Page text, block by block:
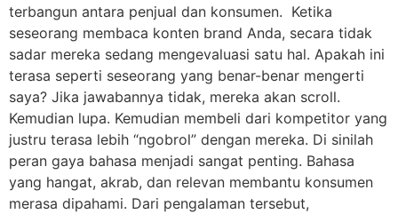
terbangun antara penjual dan konsumen. Ketika
seseorang membaca konten brand Anda, secara tidak
sadar mereka sedang mengevaluasi satu hal. Apakah ini
terasa seperti seseorang yang benar-benar mengerti
saya? Jika jawabannya tidak, mereka akan scroll.
Kemudian lupa. Kemudian membeli dari kompetitor yang
justru terasa lebih “ngobrol” dengan mereka. Di sinilah
peran gaya bahasa menjadi sangat penting. Bahasa
yang hangat, akrab, dan relevan membantu konsumen
merasa dipahami. Dari pengalaman tersebut,